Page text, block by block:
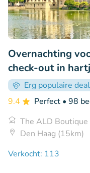
Overnachting
check-out in
Erg populaire deal
9.4
Perfect • 98
The ALD
Den Haag (15km)
Verkocht: 113